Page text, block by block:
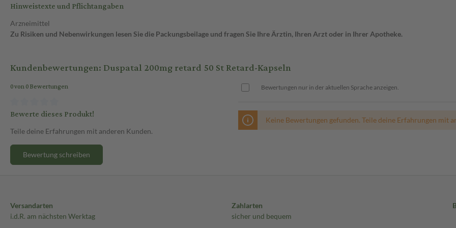
Hinweistexte und Pflichtangaben
Arzneimittel
Zu Risiken und Nebenwirkungen lesen Sie die Packungsbeilage und fragen Sie Ihre Ärztin, Ihren Arzt oder in Ihrer Apotheke.
Kundenbewertungen: Duspatal 200mg retard 50 St Retard-Kapseln
0 von 0 Bewertungen
Bewerte dieses Produkt!
Teile deine Erfahrungen mit anderen Kunden.
Bewertung schreiben
Bewertungen nur in der aktuellen Sprache anzeigen.
Keine Bewertungen gefunden. Teile deine Erfahrungen mit
Versandarten
i.d.R. am nächsten Werktag
Zahlarten
sicher und bequem